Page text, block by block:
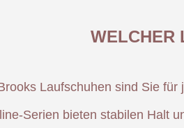
WELCHER
Laufschuhen sind Sie
Serien bieten stabilen Halt